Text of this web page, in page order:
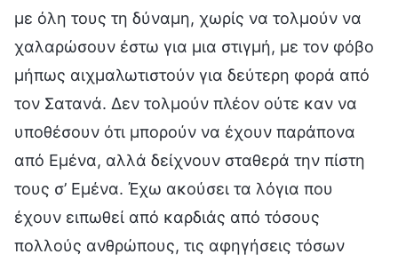
με όλη τους τη δύναμη, χωρίς να τολμούν να
χαλαρώσουν έστω για μια στιγμή, με τον φόβο
μήπως αιχμαλωτιστούν για δεύτερη φορά από
τον Σατανά. Δεν τολμούν πλέον ούτε καν να
υποθέσουν ότι μπορούν να έχουν παράπονα
από Εμένα, αλλά δείχνουν σταθερά την πίστη
τους σ’ Εμένα. Έχω ακούσει τα λόγια που
έχουν ειπωθεί από καρδιάς από τόσους
πολλούς ανθρώπους, τις αφηγήσεις τόσων